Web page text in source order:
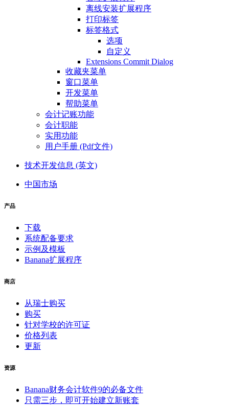
离线安装扩展程序
打印标签
标签格式
选项
自定义
Extensions Commit Dialog
收藏夹菜单
窗口菜单
开发菜单
帮助菜单
会计记账功能
会计职能
实用功能
用户手册 (Pdf文件)
技术开发信息 (英文)
中国市场
产品
下载
系统配备要求
示例及模板
Banana扩展程序
商店
从瑞士购买
购买
针对学校的许可证
价格列表
更新
资源
Banana财务会计软件9的必备文件
只需三步，即可开始建立新账套